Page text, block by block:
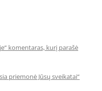
komentaras, kurį parašė
priemonė Jūsų sveikatai“